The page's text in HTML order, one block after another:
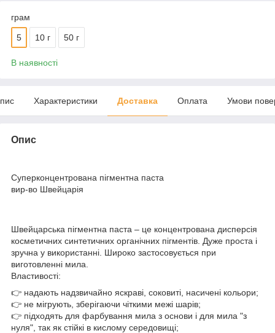
грам
5 10 г 50 г
В наявності
Характеристики Доставка Оплата Умови
Опис
Суперконцентрована пігментна паста
вир-во Швейцарія
Швейцарська пігментна паста – це концентрована дисперсія
косметичних синтетичних органічних пігментів. Дуже проста і
зручна у використанні. Широко застосовується при
виготовленні мила.
Властивості:
👉 надають надзвичайно яскраві, соковиті, насичені кольори;
👉 не мігрують, зберігаючи чіткими межі шарів;
👉 підходять для фарбування мила з основи і для мила "з
нуля", так як стійкі в кислому середовищі;